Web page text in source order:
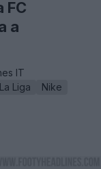
FC
a
IT
La Liga
Nike